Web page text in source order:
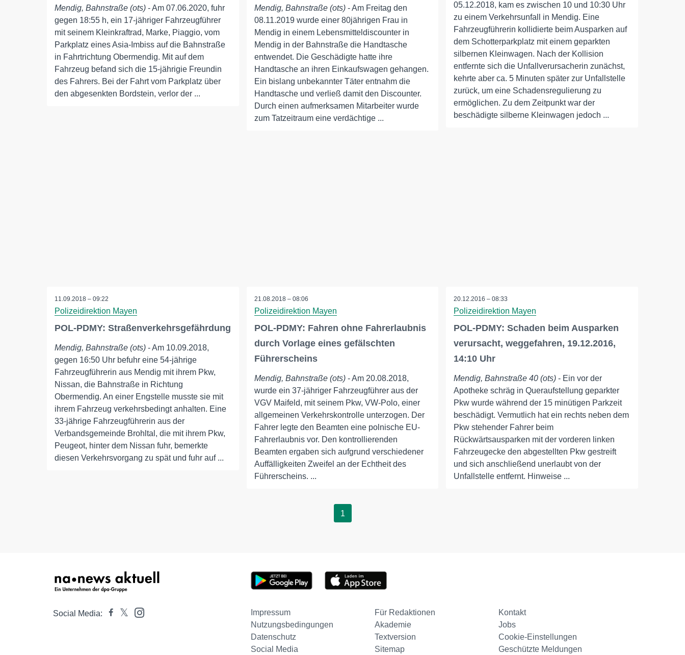
Mendig, Bahnstraße (ots) - Am 07.06.2020, fuhr
gegen 18:55 h, ein 17-jähriger Fahrzeugführer
mit seinem Kleinkraftrad, Marke, Piaggio, vom
Parkplatz eines Asia-Imbiss auf die Bahnstraße
in Fahrtrichtung Obermendig. Mit auf dem
Fahrzeug befand sich die 15-jährigie Freundin
des Fahrers. Bei der Fahrt vom Parkplatz über
den abgesenkten Bordstein, verlor der ...
Mendig, Bahnstraße (ots)- Am Freitag den
08.11.2019 wurde einer 80jährigen Frau in
Mendig in einem Lebensmitteldiscounter in
Mendig in der Bahnstraße die Handtasche
entwendet. Die Geschädigte hatte ihre
Handtasche an ihren Einkaufswagen gehangen.
Ein bislang unbekannter Täter entnahm die
Handtasche und verließ damit den Discounter.
Durch einen aufmerksamen Mitarbeiter wurde
zum Tatzeitraum eine verdächtige ...
05.12.2018, kam es zwischen 10 und 10:30 Uhr
zu einem Verkehrsunfall in Mendig. Eine
Fahrzeugführerin kollidierte beim Ausparken auf
dem Schotterparkplatz mit einem geparkten
silbernen Kleinwagen. Nach der Kollision
entfernte sich die Unfallverursacherin zunächst,
kehrte aber ca. 5 Minuten später zur Unfallstelle
zurück, um eine Schadensregulierung zu
ermöglichen. Zu dem Zeitpunkt war der
beschädigte silberne Kleinwagen jedoch ...
11.09.2018 – 09:22
Polizeidirektion Mayen
POL-PDMY: Straßenverkehrsgefährdung
Mendig, Bahnstraße (ots) - Am 10.09.2018,
gegen 16:50 Uhr befuhr eine 54-jährige
Fahrzeugführerin aus Mendig mit ihrem Pkw,
Nissan, die Bahnstraße in Richtung
Obermendig. An einer Engstelle musste sie mit
ihrem Fahrzeug verkehrsbedingt anhalten. Eine
33-jährige Fahrzeugführerin aus der
Verbandsgemeinde Brohltal, die mit ihrem Pkw,
Peugeot, hinter dem Nissan fuhr, bemerkte
diesen Verkehrsvorgang zu spät und fuhr auf ...
21.08.2018 – 08:06
Polizeidirektion Mayen
POL-PDMY: Fahren ohne Fahrerlaubnis
durch Vorlage eines gefälschten
Führerscheins
Mendig, Bahnstraße (ots)- Am 20.08.2018,
wurde ein 37-jähriger Fahrzeugführer aus der
VGV Maifeld, mit seinem Pkw, VW-Polo, einer
allgemeinen Verkehrskontrolle unterzogen. Der
Fahrer legte den Beamten eine polnische EU-
Fahrerlaubnis vor. Den kontrollierenden
Beamten ergaben sich aufgrund verschiedener
Auffälligkeiten Zweifel an der Echtheit des
Führerscheins. ...
20.12.2016 – 08:33
Polizeidirektion Mayen
POL-PDMY: Schaden beim Ausparken
verursacht, weggefahren, 19.12.2016,
14:10 Uhr
Mendig, Bahnstraße 40 (ots) - Ein vor der
Apotheke schräg in Queraufstellung geparkter
Pkw wurde während der 15 minütigen Parkzeit
beschädigt. Vermutlich hat ein rechts neben dem
Pkw stehender Fahrer beim
Rückwärtsausparken mit der vorderen linken
Fahrzeugecke den abgestellten Pkw gestreift
und sich anschließend unerlaubt von der
Unfallstelle entfernt. Hinweise ...
1
Social Media: Impressum Für Redaktionen
Kontakt
Nutzungsbedingungen
Akademie
Jobs
Datenschutz
Textversion
Cookie-Einstellungen
Social Media
Sitemap Geschützte Meldungen